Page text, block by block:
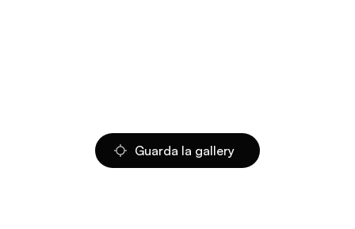
Guarda la gallery